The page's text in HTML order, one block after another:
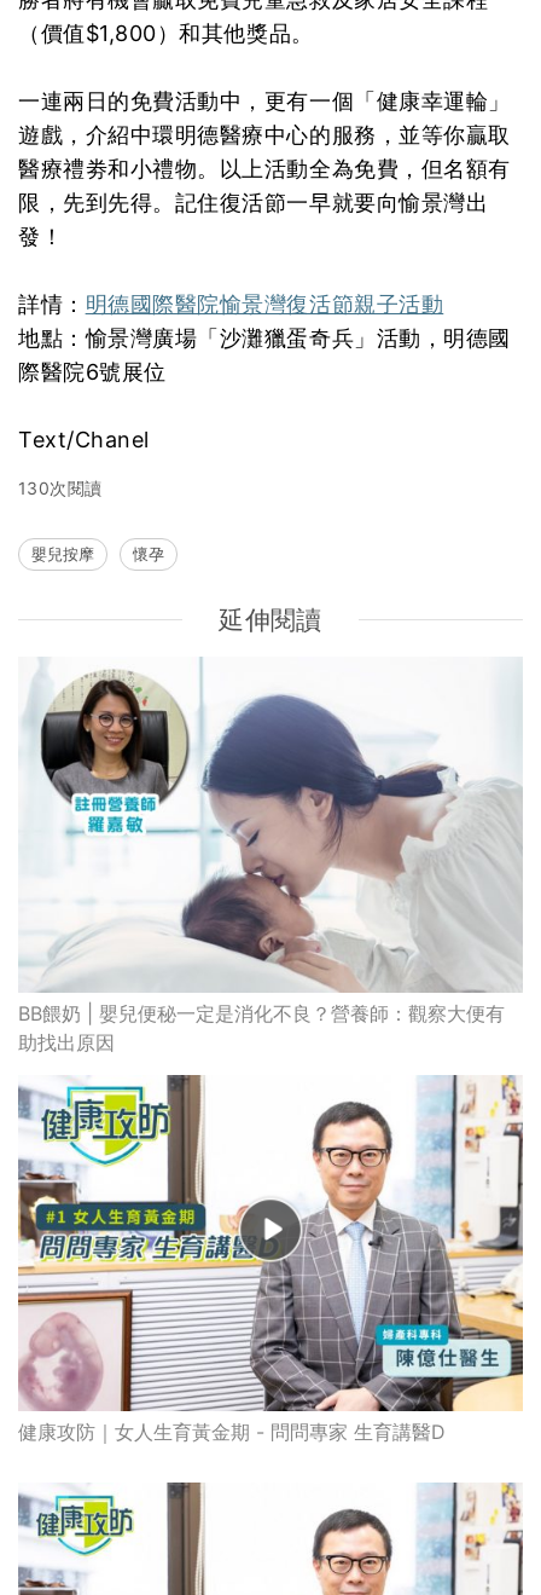
（價值$1,800）和其他獎品。
一連兩日的免費活動中，更有一個「健康幸運輪」
遊戲，介紹中環明德醫療中心的服務，並等你贏取
醫療禮劵和小禮物。以上活動全為免費，但名額有
限，先到先得。記住復活節一早就要向愉景灣出
發！
詳情： 明德國際醫院愉景灣復活節親子活動
地點：愉景灣廣場「沙灘獵蛋奇兵」活動，明德國
際醫院6號展位
Text/Chanel
130次閱讀
嬰兒按摩 懷孕
延伸閱讀
BB餵奶 | 嬰兒便秘一定是消化不良？營養師：觀察大便有
助找出原因
健康攻防｜女人生育黃金期 - 問問專家 生育講醫D